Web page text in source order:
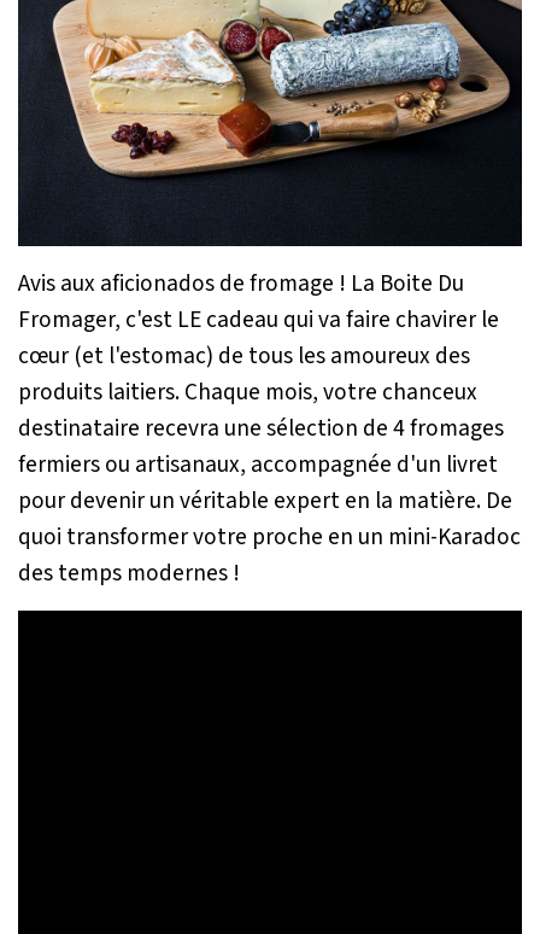
Avis aux aficionados de fromage ! La Boite Du
Fromager, c'est LE cadeau qui va faire chavirer le
cœur (et l'estomac) de tous les amoureux des
produits laitiers. Chaque mois, votre chanceux
destinataire recevra une sélection de 4 fromages
fermiers ou artisanaux, accompagnée d'un livret
pour devenir un véritable expert en la matière. De
quoi transformer votre proche en un mini-Karadoc
des temps modernes !